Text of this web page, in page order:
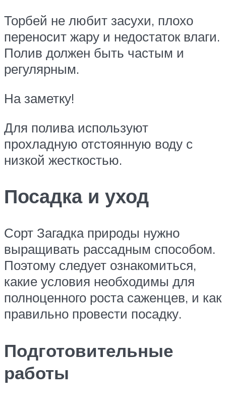
Торбей не любит засухи, плохо
переносит жару и недостаток влаги.
Полив должен быть частым и
регулярным.
На заметку!
Для полива используют
прохладную отстоянную воду с
низкой жесткостью.
Посадка и уход
Сорт Загадка природы нужно
выращивать рассадным способом.
Поэтому следует ознакомиться,
какие условия необходимы для
полноценного роста саженцев, и как
правильно провести посадку.
Подготовительные
работы